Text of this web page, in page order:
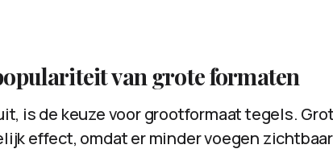
van grote formaten
is de keuze voor grootformaat tegels.
effect, omdat er minder voegen